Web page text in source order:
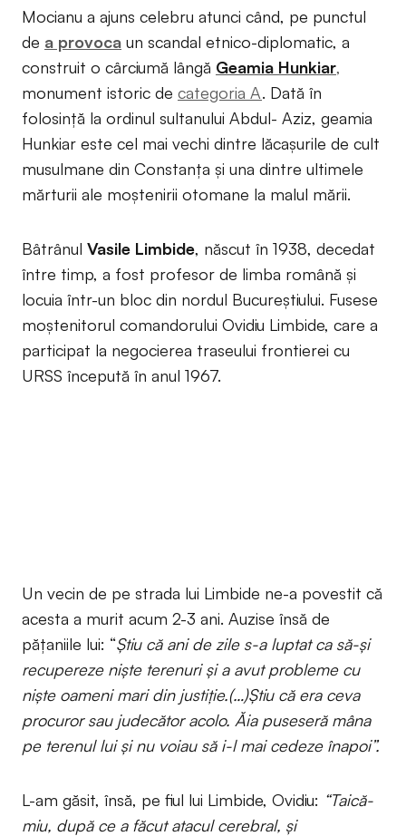
Mocianu a ajuns celebru atunci când, pe punctul
de a provoca un scandal etnico-diplomatic, a
construit o cârciumă lângă Geamia Hunkiar,
monument istoric de categoria A. Dată în
folosință la ordinul sultanului Abdul- Aziz, geamia
Hunkiar este cel mai vechi dintre lăcașurile de cult
musulmane din Constanța și una dintre ultimele
mărturii ale moștenirii otomane la malul mării.
Bâtrânul Vasile Limbide, născut în 1938, decedat
între timp, a fost profesor de limba română și
locuia într-un bloc din nordul Bucureștiului. Fusese
moștenitorul comandorului Ovidiu Limbide, care a
participat la negocierea traseului frontierei cu
URSS începută în anul 1967.
Un vecin de pe strada lui Limbide ne-a povestit că
acesta a murit acum 2-3 ani. Auzise însă de
pățaniile lui: “Știu că ani de zile s-a luptat ca să-și
recupereze niște terenuri și a avut probleme cu
niște oameni mari din justiție.(…)Știu că era ceva
procuror sau judecător acolo. Ăia puseseră mâna
pe terenul lui și nu voiau să i-l mai cedeze înapoi”.
L-am găsit, însă, pe fiul lui Limbide, Ovidiu: “Taică-
miu, după ce a făcut atacul cerebral, și